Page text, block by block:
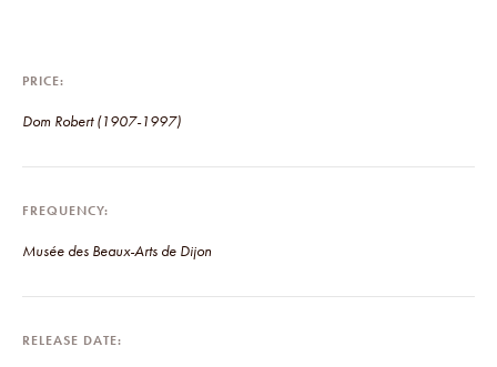
PRICE
Dom Robert (1907-1997)
FREQUENCY
Musée des Beaux-Arts de Dijon
RELEASE DATE